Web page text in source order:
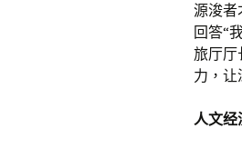
源浚者
回答“
旅厅厅
力，让
人文经